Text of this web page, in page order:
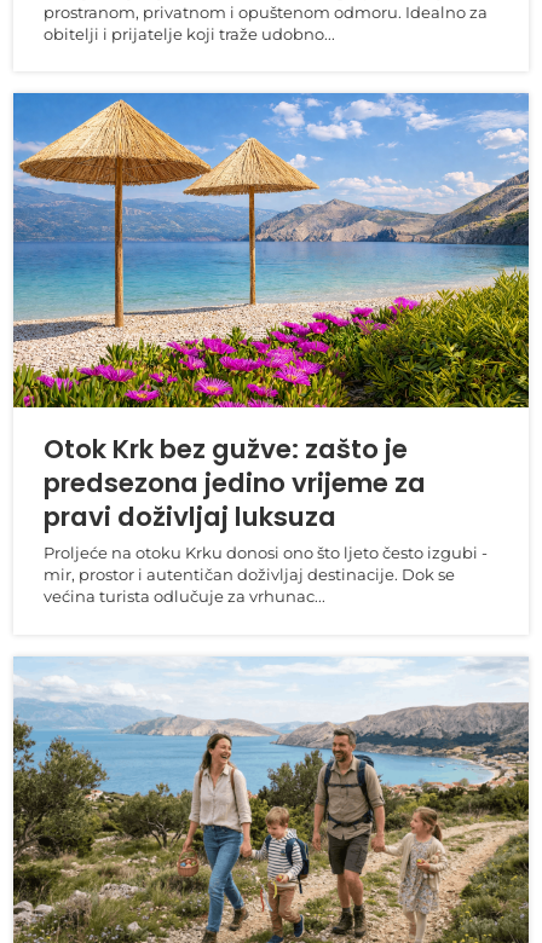
prostranom, privatnom i opuštenom odmoru. Idealno za
obitelji i prijatelje koji traže udobno...
Otok Krk bez gužve: zašto je
predsezona jedino vrijeme za
pravi doživljaj luksuza
Proljeće na otoku Krku donosi ono što ljeto često izgubi -
mir, prostor i autentičan doživljaj destinacije. Dok se
većina turista odlučuje za vrhunac...